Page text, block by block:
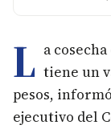
L a
tiene un
pesos,
ejecutivo del